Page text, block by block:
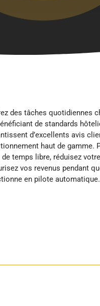
en pilote automatique.